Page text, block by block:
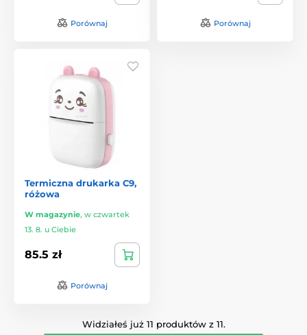
Porównaj Porównaj
Termiczna drukarka C9,
różowa
W magazynie, w czwartek
13. 8. u Ciebie
85.5 zł
Porównaj
Widziałeś już 11 produktów z 11.